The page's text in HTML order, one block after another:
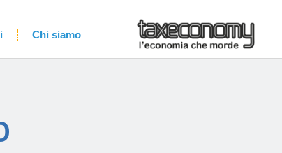
Chi siamo